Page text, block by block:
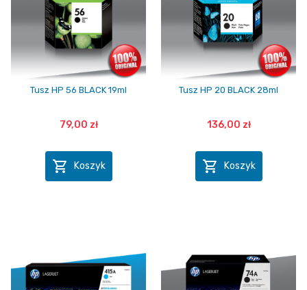
Tusz HP 56 BLACK 19ml
79,00 zł
 Koszyk
Tusz HP 20 BLACK 28ml
136,00 zł
 Koszyk